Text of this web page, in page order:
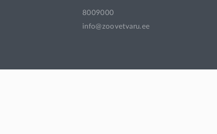
Pasteurella vaktsiin + Histophilus somni
Salmonella vaktsiin
8009000
info@zoovetvaru.ee